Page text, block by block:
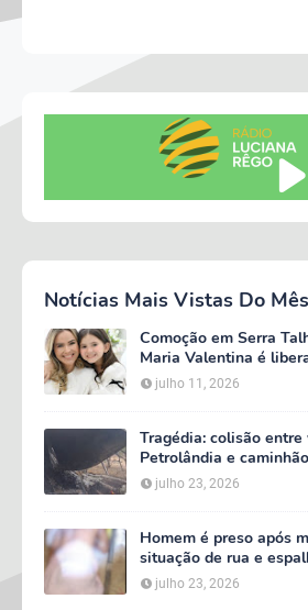
Notícias Mais Vistas Do Mês
Comoção em Serra
Maria Valentina é
começa às 5h deste
julho 11, 2026
Tragédia: colisão entre
Petrolândia e
em Floresta
julho 23, 2026
Homem é preso após
situação de rua e
corpo em Serra Talhada
julho 23, 2026